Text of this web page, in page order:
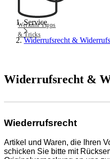
Werkmit Tipps
& Tricks
Service
Widerrufsrecht &
Widerrufsrecht &
Wiederrufsrecht
Artikel und Waren, die Ihren
schicken Sie bitte mit